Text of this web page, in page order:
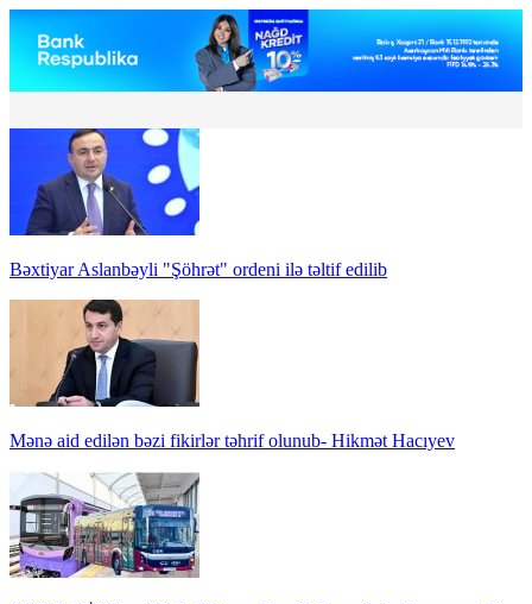
Bəxtiyar Aslanbəyli "Şöhrət" ordeni ilə təltif edilib
Mənə aid edilən bəzi fikirlər təhrif olunub- Hikmət Hacıyev